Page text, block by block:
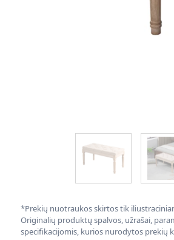
*Prekių nuotraukos skirtos tik
Originalių produktų spalvos, užrašai,
specifikacijomis, kurios nurodytos prekių